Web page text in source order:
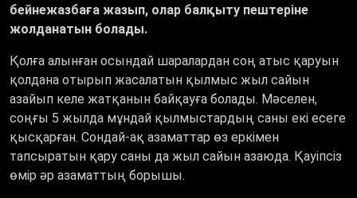
бейнежазбаға жазып, олар балқыту пештеріне
жолданатын болады.
Қолға алынған осындай шаралардан соң атыс қаруын
қолдана отырып жасалатын қылмыс жыл сайын
азайып келе жатқанын байқауға болады. Мәселен,
соңғы 5 жылда мұндай қылмыстардың саны екі есеге
қысқарған. Сондай-ақ азаматтар өз еркімен
тапсыратын қару саны да жыл сайын азаюда. Қауіпсіз
өмір әр азаматтың борышы.